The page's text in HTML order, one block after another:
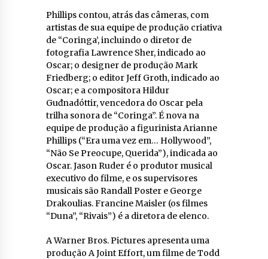
Phillips contou, atrás das câmeras, com
artistas de sua equipe de produção criativa
de “Coringa’, incluindo o diretor de
fotografia Lawrence Sher, indicado ao
Oscar; o designer de produção Mark
Friedberg; o editor Jeff Groth, indicado ao
Oscar; e a compositora Hildur
Guđnadóttir, vencedora do Oscar pela
trilha sonora de “Coringa”. É nova na
equipe de produção a figurinista Arianne
Phillips (“Era uma vez em… Hollywood”,
“Não Se Preocupe, Querida”), indicada ao
Oscar. Jason Ruder é o produtor musical
executivo do filme, e os supervisores
musicais são Randall Poster e George
Drakoulias. Francine Maisler (os filmes
“Duna”, “Rivais”) é a diretora de elenco.
A Warner Bros. Pictures apresenta uma
produção A Joint Effort, um filme de Todd